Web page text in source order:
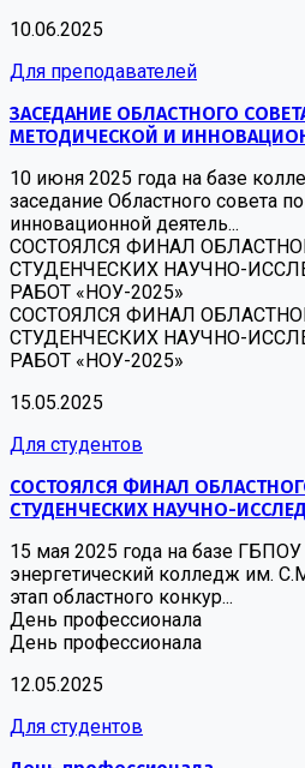
10.06.2025
Для преподавателей
ЗАСЕДАНИЕ ОБЛАСТНОГО
МЕТОДИЧЕСКОЙ И
10 июня 2025 года на базе
заседание Областного совета
инновационной деятель...
СОСТОЯЛСЯ ФИНАЛ
СТУДЕНЧЕСКИХ НАУЧНО-
РАБОТ «НОУ-2025»
СОСТОЯЛСЯ ФИНАЛ
СТУДЕНЧЕСКИХ НАУЧНО-
РАБОТ «НОУ-2025»
15.05.2025
Для студентов
СОСТОЯЛСЯ ФИНАЛ
СТУДЕНЧЕСКИХ НАУЧНО-
15 мая 2025 года на базе
энергетический колледж им.
этап областного конкур...
День профессионала
День профессионала
12.05.2025
Для студентов